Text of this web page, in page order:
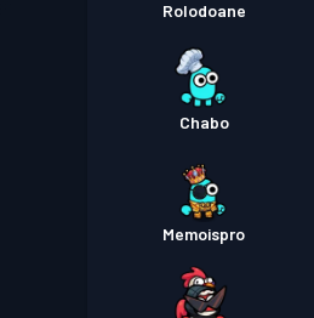
Rolodoane
Chabo
Memoispro